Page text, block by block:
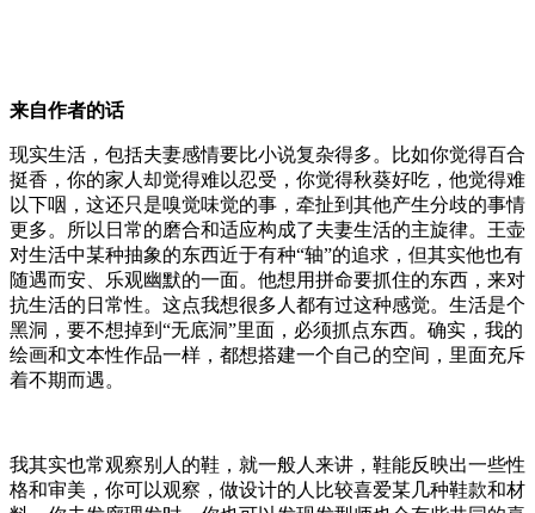
来自作者的话
现实生活，包括夫妻感情要比小说复杂得多。比如你觉得百合
挺香，你的家人却觉得难以忍受，你觉得秋葵好吃，他觉得难
以下咽， 这还只是嗅觉味觉的事， 牵扯到其他产生分歧的事情
更多。所以日常的磨合和适应构成了夫妻生活的主旋律。王壶
对生活中某种抽象的东西近于有种“轴”的追求，但其实他也有
随遇而安、
乐观幽默的一面。他想用拼命要抓住的东西， 来对
抗生活的日常性。 这点我想很多人都有过这种感觉。生活是个
黑洞，要不想掉到 “无底洞”里面，必须抓点东西。确实，我的
绘画和文本性作品一样，都想搭建一个自己的空间，里面充斥
着不期而遇。
我其实也常观察别 人的鞋，就一般人 来讲 ，鞋能反映出一些性
格和审美，你可以观察，做设计的人比较喜爱某几种鞋款和材